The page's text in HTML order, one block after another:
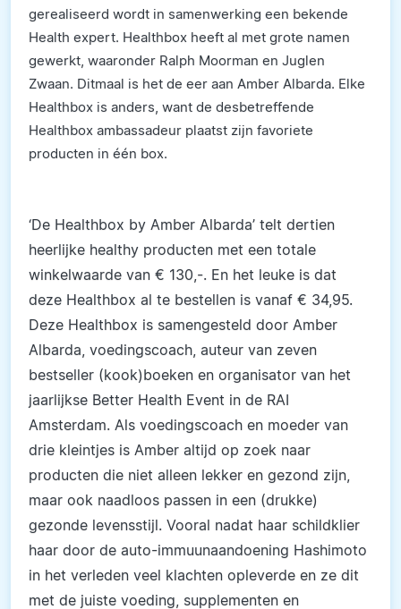
gerealiseerd wordt in samenwerking een bekende
Health expert. Healthbox heeft al met grote namen
gewerkt, waaronder Ralph Moorman en Juglen
Zwaan. Ditmaal is het de eer aan Amber Albarda. Elke
Healthbox is anders, want de desbetreffende
Healthbox ambassadeur plaatst zijn favoriete
producten in één box.
‘De Healthbox by Amber Albarda’ telt dertien
heerlijke healthy producten met een totale
winkelwaarde van € 130,-. En het leuke is dat
deze Healthbox al te bestellen is vanaf € 34,95.
Deze Healthbox is samengesteld door Amber
Albarda, voedingscoach, auteur van zeven
bestseller (kook)boeken en organisator van het
jaarlijkse Better Health Event in de RAI
Amsterdam. Als voedingscoach en moeder van
drie kleintjes is Amber altijd op zoek naar
producten die niet alleen lekker en gezond zijn,
maar ook naadloos passen in een (drukke)
gezonde levensstijl. Vooral nadat haar schildklier
haar door de auto-immuunaandoening Hashimoto
in het verleden veel klachten opleverde en ze dit
met de juiste voeding, supplementen en